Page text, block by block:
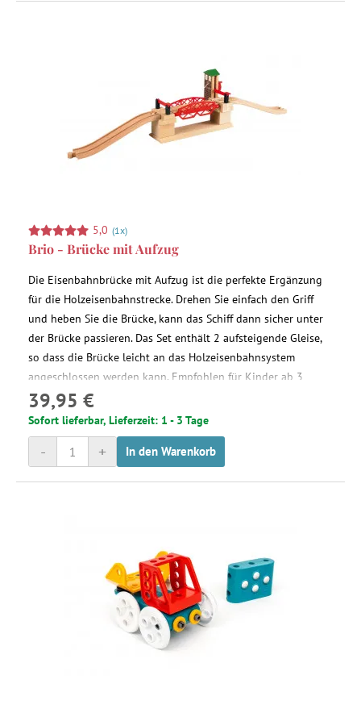
5,0 (1x)
Brio - Brücke mit Aufzug
Die Eisenbahnbrücke mit Aufzug ist die perfekte Ergänzung
für die Holzeisenbahnstrecke. Drehen Sie einfach den Griff
und heben Sie die Brücke, kann das Schiff dann sicher unter
der Brücke passieren. Das Set enthält 2 aufsteigende Gleise,
so dass die Brücke leicht an das Holzeisenbahnsystem
angeschlossen werden kann. Empfohlen für Kinder ab 3
Jahren.
39,95 €
Sofort lieferbar, Lieferzeit: 1 - 3 Tage
+
- In den Warenkorb